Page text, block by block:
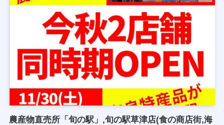
農産物直売所「旬の駅」,旬の駅草津店(食の商店街,海